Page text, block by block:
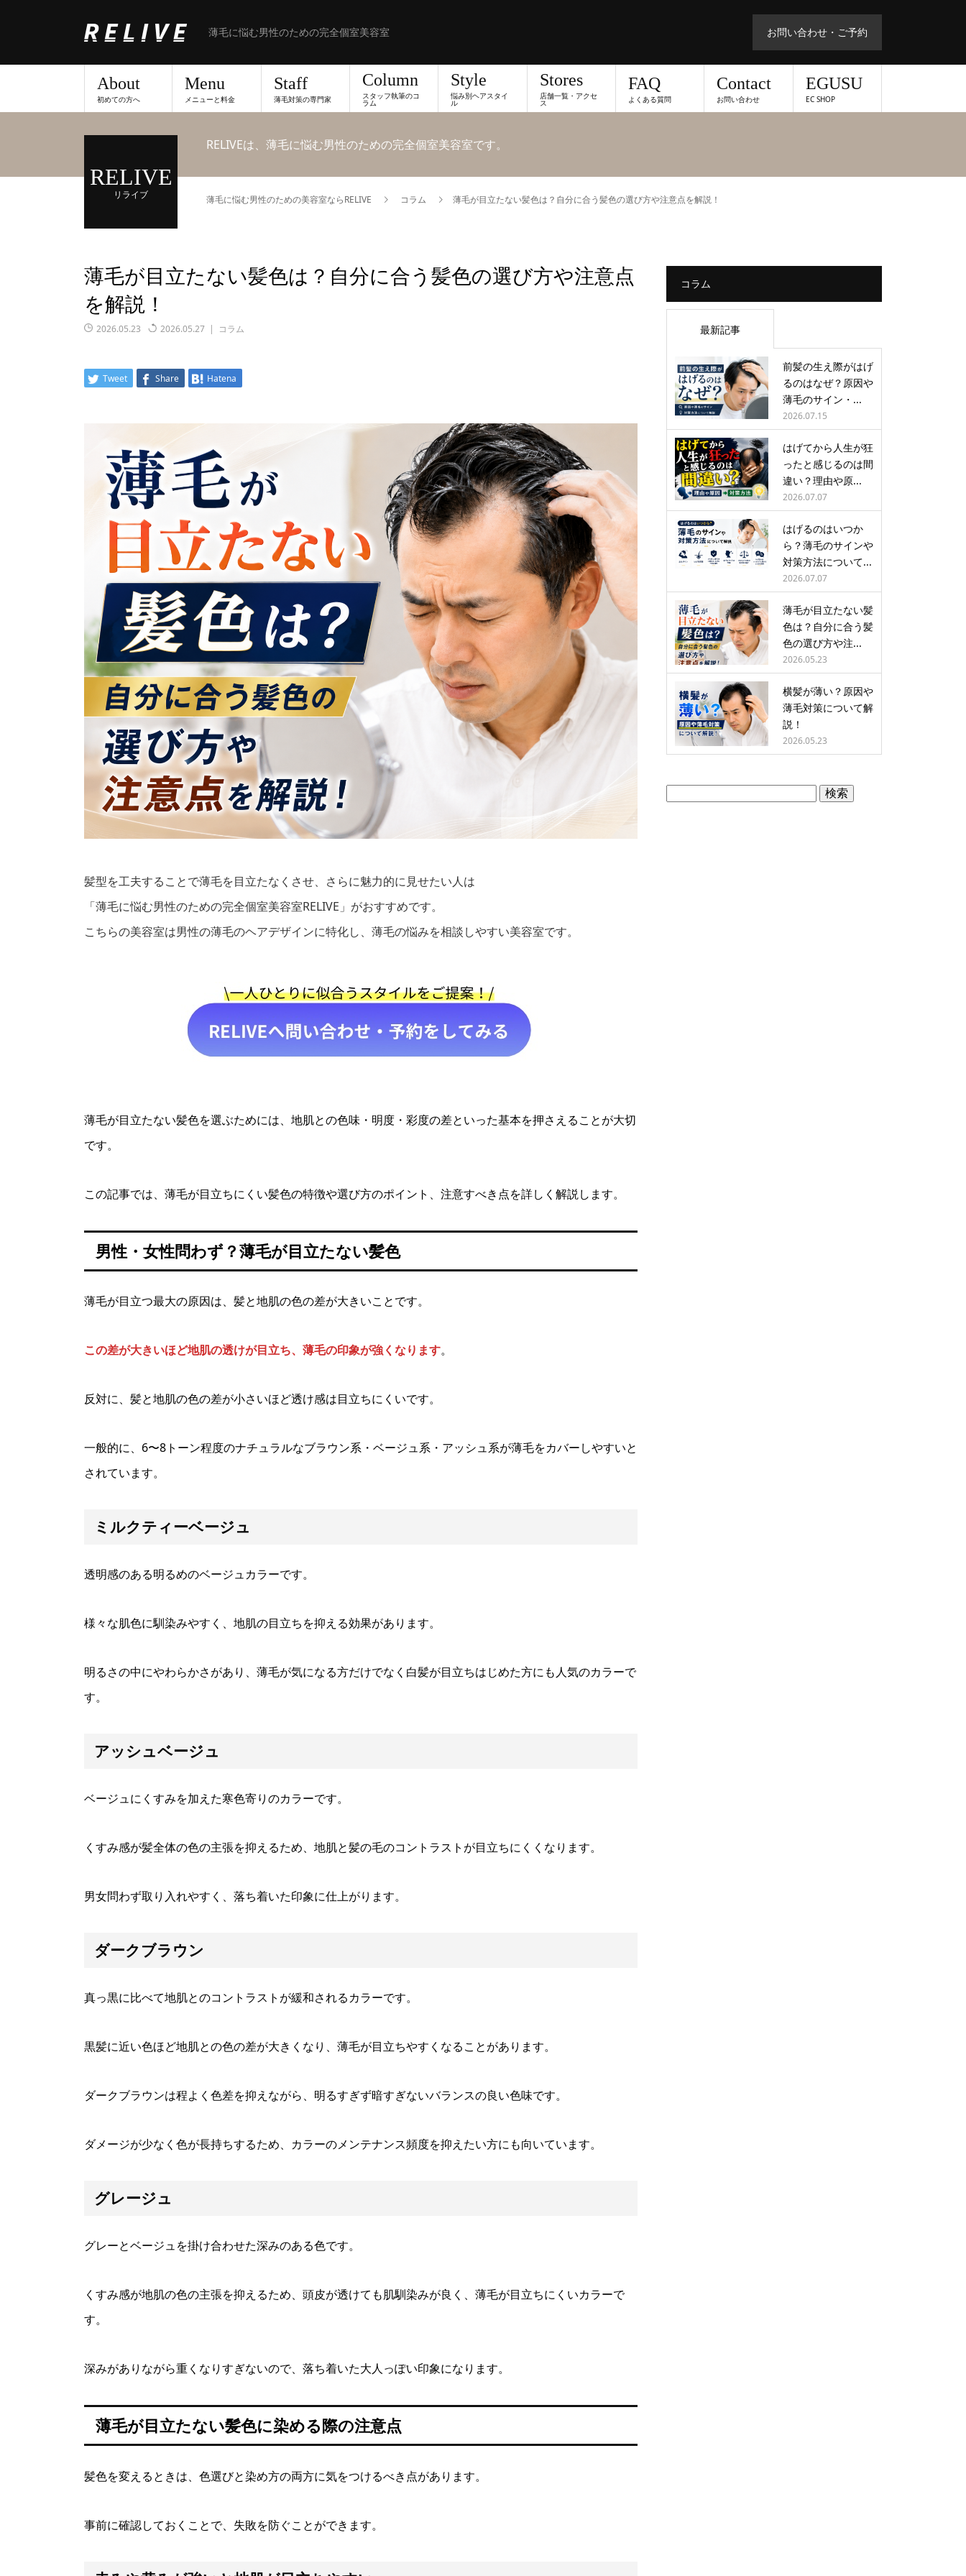
薄毛に悩む男性のための完全個室美容室 お問い合わせ・ご予約
About
初めての方へ
Menu
メニューと料金
Staff
薄毛対策の専門家
Column
スタッフ執筆のコ
ラム
Style
悩み別ヘアスタイ
ル
Stores
店舗一覧・アクセ
ス
FAQ
よくある質問
Contact
お問い合わせ
EGUSU
EC SHOP
RELIVE
リライブ
RELIVEは、薄毛に悩む男性のための完全個室美容室です。
薄毛に悩む男性のための美容室ならRELIVE コラム 薄毛が目立たない髪色は？自分に合う髪色の選び方や注意点を解説！
薄毛が目立たない髪色は？自分に合う髪色の選び方や注意点
を解説！
2026.05.23 2026.05.27 コラム
Tweet Share Hatena
髪型を工夫することで薄毛を目立たなくさせ、さらに魅力的に見せたい人は
「薄毛に悩む男性のための完全個室美容室RELIVE」がおすすめです。
こちらの美容室は男性の薄毛のヘアデザインに特化し、薄毛の悩みを相談しやすい美容室です。
薄毛が目立たない髪色を選ぶためには、地肌との色味・明度・彩度の差といった基本を押さえることが大切
です。
この記事では、薄毛が目立ちにくい髪色の特徴や選び方のポイント、注意すべき点を詳しく解説します。
男性・女性問わず？薄毛が目立たない髪色
薄毛が目立つ最大の原因は、髪と地肌の色の差が大きいことです。
この差が大きいほど地肌の透けが目立ち、薄毛の印象が強くなります。
反対に、髪と地肌の色の差が小さいほど透け感は目立ちにくいです。
一般的に、6〜8トーン程度のナチュラルなブラウン系・ベージュ系・アッシュ系が薄毛をカバーしやすいと
されています。
ミルクティーベージュ
透明感のある明るめのベージュカラーです。
様々な肌色に馴染みやすく、地肌の目立ちを抑える効果があります。
明るさの中にやわらかさがあり、薄毛が気になる方だけでなく白髪が目立ちはじめた方にも人気のカラーで
す。
アッシュベージュ
ベージュにくすみを加えた寒色寄りのカラーです。
くすみ感が髪全体の色の主張を抑えるため、地肌と髪の毛のコントラストが目立ちにくくなります。
男女問わず取り入れやすく、落ち着いた印象に仕上がります。
ダークブラウン
真っ黒に比べて地肌とのコントラストが緩和されるカラーです。
黒髪に近い色ほど地肌との色の差が大きくなり、薄毛が目立ちやすくなることがあります。
ダークブラウンは程よく色差を抑えながら、明るすぎず暗すぎないバランスの良い色味です。
ダメージが少なく色が長持ちするため、カラーのメンテナンス頻度を抑えたい方にも向いています。
グレージュ
グレーとベージュを掛け合わせた深みのある色です。
くすみ感が地肌の色の主張を抑えるため、頭皮が透けても肌馴染みが良く、薄毛が目立ちにくいカラーで
す。
深みがありながら重くなりすぎないので、落ち着いた大人っぽい印象になります。
薄毛が目立たない髪色に染める際の注意点
髪色を変えるときは、色選びと染め方の両方に気をつけるべき点があります。
事前に確認しておくことで、失敗を防ぐことができます。
コラム
最新記事
前髪の生え際がはげ
るのはなぜ？原因や
薄毛のサイン・...
2026.07.15
はげてから人生が狂
ったと感じるのは間
違い？理由や原...
2026.07.07
はげるのはいつか
ら？薄毛のサインや
対策方法について...
2026.07.07
薄毛が目立たない髪
色は？自分に合う髪
色の選び方や注...
2026.05.23
横髪が薄い？原因や
薄毛対策について解
説！
2026.05.23